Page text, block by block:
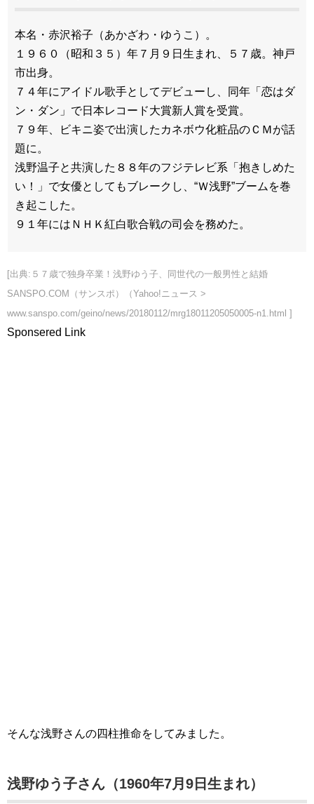
本名・赤沢裕子（あかざわ・ゆうこ）。
１９６０（昭和３５）年７月９日生まれ、５７歳。神戸
市出身。
７４年にアイドル歌手としてデビューし、同年「恋はダ
ン・ダン」で日本レコード大賞新人賞を受賞。
７９年、ビキニ姿で出演したカネボウ化粧品のＣＭが話
題に。
浅野温子と共演した８８年のフジテレビ系「抱きしめた
い！」で女優としてもブレークし、“Ｗ浅野”ブームを巻
き起こした。
９１年にはＮＨＫ紅白歌合戦の司会を務めた。
[出典:５７歳で独身卒業！浅野ゆう子、同世代の一般男性と結婚
SANSPO.COM（サンスポ）（Yahoo!ニュース >
www.sanspo.com/geino/news/20180112/mrg18011205050005-n1.html ]
Sponsered Link
そんな浅野さんの四柱推命をしてみました。
浅野ゆう子さん（1960年7月9日生まれ）